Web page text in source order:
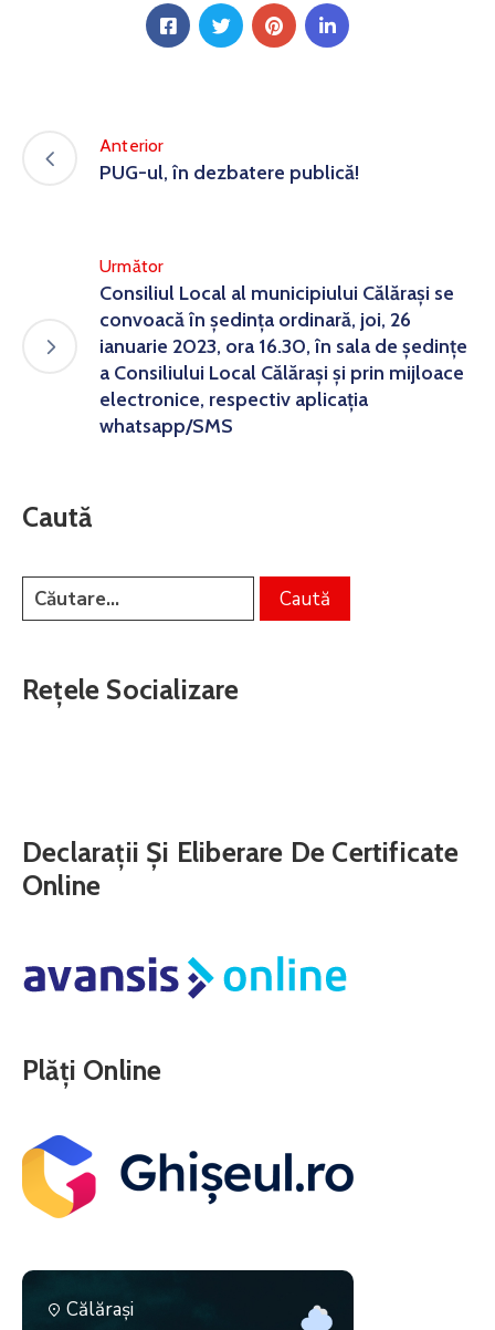
Anterior
PUG-ul, în dezbatere publică!
Următor
Consiliul Local al municipiului Călăraşi se
convoacă în şedinţa ordinară, joi, 26
ianuarie 2023, ora 16.30, în sala de şedinţe
a Consiliului Local Călăraşi și prin mijloace
electronice, respectiv aplicaţia
whatsapp/SMS
Caută
Rețele Socializare
Declarații Și Eliberare De Certificate
Online
Plăți Online
Călăraşi